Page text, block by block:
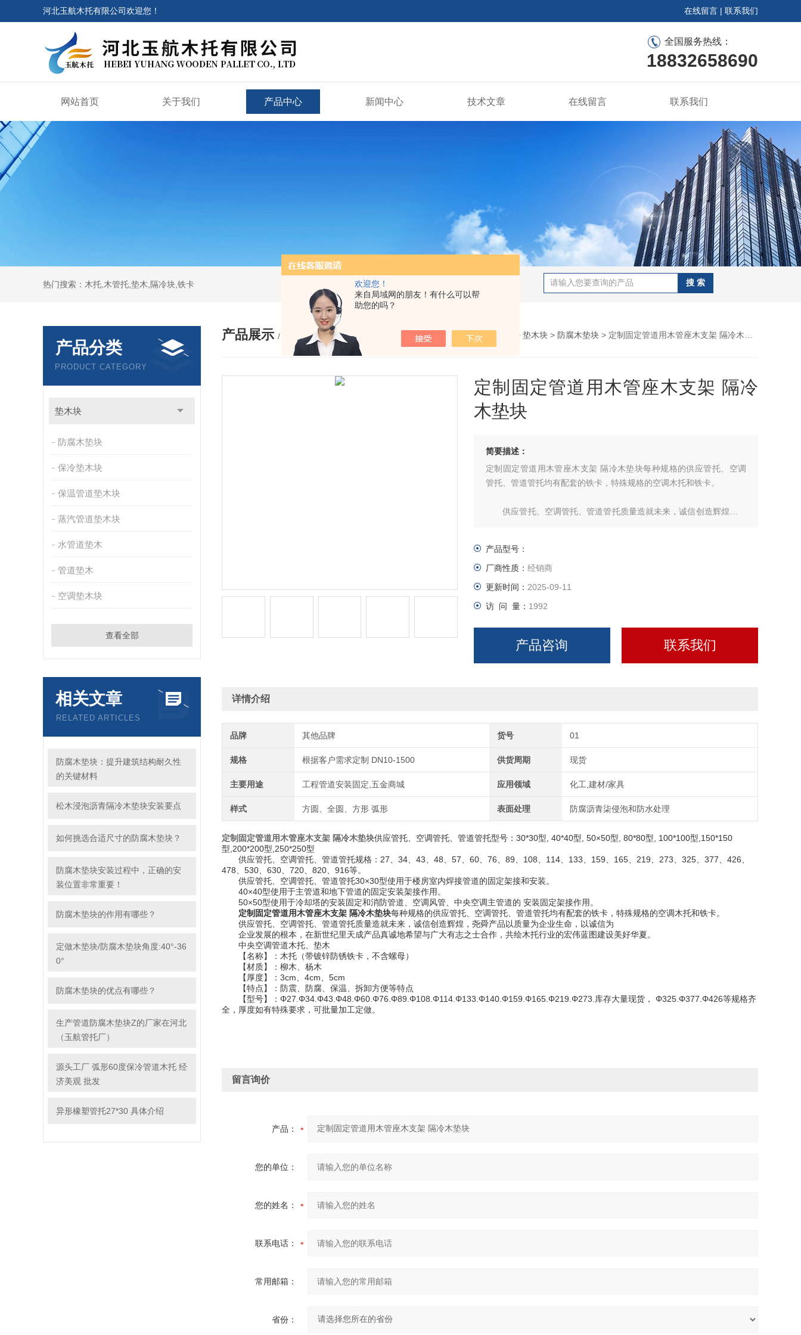
欢迎您！
来自局域网的朋友！有什么可以帮
助您的吗？
河北玉航木托有限公司欢迎您！ 在线留言 | 联系我们
全国服务热线：
18832658690
网站首页 关于我们 产品中心 新闻中心 技术文章 在线留言 联系我们
热门搜索：木托,木管托,垫木,隔冷块,铁卡
产品分类
PRODUCT CATEGORY
垫木块
防腐木垫块
保冷垫木块
保温管道垫木块
蒸汽管道垫木块
水管道垫木
管道垫木
空调垫木块
查看全部
相关文章
RELATED ARTICLES
防腐木垫块：提升建筑结构耐久性
的关键材料
松木浸泡沥青隔冷木垫块安装要点
如何挑选合适尺寸的防腐木垫块？
防腐木垫块安装过程中，正确的安
装位置非常重要！
防腐木垫块的作用有哪些？
定做木垫块/防腐木垫块角度:40°-36
0°
防腐木垫块的优点有哪些？
生产管道防腐木垫块Z的厂家在河北
（玉航管托厂）
源头工厂 弧形60度保冷管道木托 经
济美观 批发
异形橡塑管托27*30 具体介绍
产品展示 / PRODUCTS 您的位置： 网站首页>产品展示 > 垫木块 > 防腐木垫块 > 定制固定管道用木管座木支架 隔冷木垫块
定制固定管道用木管座木支架 隔冷
木垫块
简要描述：
定制固定管道用木管座木支架 隔冷木垫块每种规格的供应管托、空调
管托、管道管托均有配套的铁卡，特殊规格的空调木托和铁卡。
供应管托、空调管托、管道管托质量造就未来，诚信创造辉煌，尧
产品型号：
厂商性质： 经销商
更新时间： 2025-09-11
访 问 量： 1992
产品咨询 联系我们
详情介绍
品牌 其他品牌 货号 01
规格 根据客户需求定制 DN10-1500 供货周期 现货
主要用途 工程管道安装固定,五金商城 应用领域 化工,建材/家具
样式 方圆、全圆、方形 弧形 表面处理 防腐沥青柒侵泡和防水处理
定制固定管道用木管座木支架 隔冷木垫块供应管托、空调管托、管道管托型号：30*30型, 40*40型, 50×50型, 80*80型, 100*100型,150*150
型,200*200型,250*250型
供应管托、空调管托、管道管托规格：27、34、43、48、57、60、76、89、108、114、133、159、165、219、273、325、377、426、
478、530、630、720、820、916等。
供应管托、空调管托、管道管托30×30型使用于楼房室内焊接管道的固定架接和安装。
40×40型使用于主管道和地下管道的固定安装架接作用。
50×50型使用于冷却塔的安装固定和消防管道、空调风管、中央空调主管道的 安装固定架接作用。
定制固定管道用木管座木支架 隔冷木垫块每种规格的供应管托、空调管托、管道管托均有配套的铁卡，特殊规格的空调木托和铁卡。
供应管托、空调管托、管道管托质量造就未来，诚信创造辉煌，尧舜产品以质量为企业生命，以诚信为
企业发展的根本，在新世纪里天成产品真诚地希望与广大有志之士合作，共绘木托行业的宏伟蓝图建设美好华夏。
中央空调管道木托、垫木
【名称】：木托（带镀锌防锈铁卡，不含螺母）
【材质】：柳木、杨木
【厚度】：3cm、4cm、5cm
【特点】：防震、防腐、保温、拆卸方便等特点
【型号】：Φ27.Φ34.Φ43.Φ48.Φ60.Φ76.Φ89.Φ108.Φ114.Φ133.Φ140.Φ159.Φ165.Φ219.Φ273.库存大量现货， Φ325.Φ377.Φ426等规格齐
全，厚度如有特殊要求，可批量加工定做。
留言询价
产品：
您的单位：
您的姓名：
联系电话：
常用邮箱：
省份：